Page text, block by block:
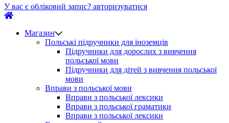
У вас є обліковий запис? авторизуватися
Магазин
Польські підручники для іноземців
Підручники для дорослих з вивчення
польської мови
Підручники для дітей з вивчення польської
мови
Вправи з польської мови
Вправи з польської лексики
Вправи з польської граматики
Вправи з польської лексики